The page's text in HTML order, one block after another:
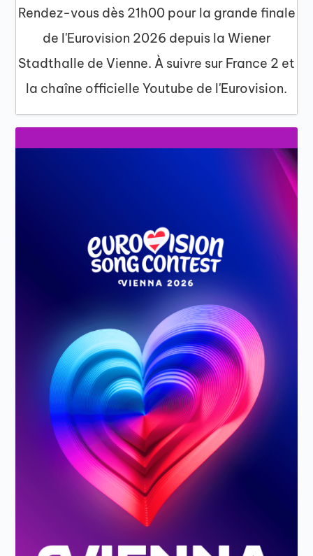
Rendez-vous dès 21h00 pour la grande finale
de l'Eurovision 2026 depuis la Wiener
Stadthalle de Vienne. À suivre sur France 2 et
la chaîne officielle Youtube de l'Eurovision.